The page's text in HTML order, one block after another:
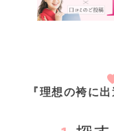
『理想の袴に